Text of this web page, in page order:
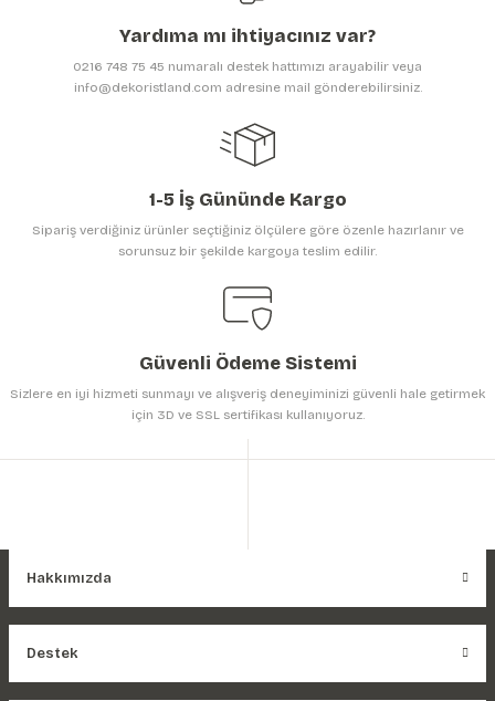
Ürün bilgilerinde hatalar bulunuyor.
Gönder
Yardıma mı ihtiyacınız var?
0216 748 75 45 numaralı destek hattımızı arayabilir veya
info@dekoristland.com adresine mail gönderebilirsiniz.
1-5 İş Gününde Kargo
Sipariş verdiğiniz ürünler seçtiğiniz ölçülere göre özenle hazırlanır ve
sorunsuz bir şekilde kargoya teslim edilir.
Güvenli Ödeme Sistemi
Sizlere en iyi hizmeti sunmayı ve alışveriş deneyiminizi güvenli hale getirmek
için 3D ve SSL sertifikası kullanıyoruz.
Hakkımızda
Destek